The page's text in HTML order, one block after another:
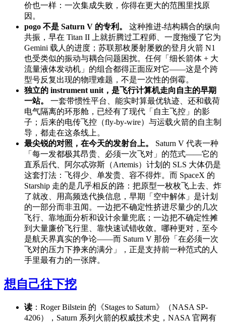
价也一样：一次集成失败，你得在更大的范围里找原
因。
pogo 不是 Saturn V 的专利。
这种推进-结构耦合的纵向
共振，早在 Titan II 上就折腾过工程师、一度拖慢了它为
Gemini 载人的进度；苏联那枚屡射屡败的登月火箭 N1
也受类似的振动与耦合问题困扰。任何「细长箭体 + 大
流量液体发动机」的组合都得正面应对它——这是个跨
型号反复出现的物理难题，不是一次性的倒霉。
独立的 instrument unit，是飞行计算机走向自主的早期
一站。
一套带惯性平台、能实时算最优轨迹、还和载荷
电气隔离的环形舱，已经有了现代「自主飞控」的影
子；后来的电传飞控（fly-by-wire）与运载火箭的自主制
导，都走在这条线上。
最尖锐的对照，在今天的发射台上。
Saturn V 代表一种
「每一发都极其昂贵、必须一次飞对」的范式——它的
直系后代、阿尔忒弥斯（Artemis）计划的 SLS 大体仍是
这套打法：飞得少、单发贵、容不得炸。而 SpaceX 的
Starship 走的是几乎相反的路：把原型一枚枚飞上去、炸
了就改、用高频迭代换信息，早期「空中解体」是计划
的一部分而非丑闻。一边把不确定性挤进尽量少的几次
飞行、靠地面分析和设计余量兜底；一边把不确定性摊
到大量廉价飞行里、靠快速试错收敛。哪种更对，至今
是航天界真实的争论——而 Saturn V 那份「在必须一次
飞对的压力下挣来的满分」，正是支持前一种范式的人
手里最有力的一张牌。
想自己往下挖
读 ：Roger Bilstein 的《Stages to Saturn》（NASA SP-
4206），Saturn 系列火箭的权威技术史，NASA 官网有